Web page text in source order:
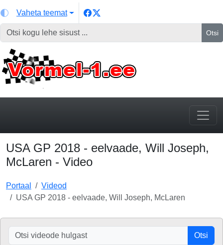
Vaheta teemat
Otsi
USA GP 2018 - eelvaade, Will Joseph,
McLaren - Video
Portaal
Videod
USA GP 2018 - eelvaade, Will Joseph, McLaren
Otsi